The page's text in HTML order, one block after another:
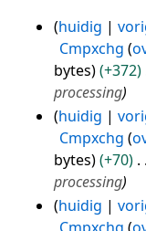
e
k
i
n
g
s
s
a
m
b
w
e
r
i
n
g
e
n
b
e
w
e
r
k
17
apr
2019
huidig
Cmpxchg
bytes
+372
processing
huidig
Cmpxchg
bytes
+70
processing
huidig